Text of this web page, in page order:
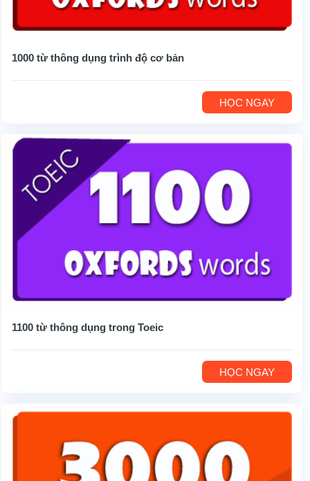
1000 từ thông dụng trình độ cơ bản
HỌC NGAY
1100 từ thông dụng trong Toeic
HỌC NGAY